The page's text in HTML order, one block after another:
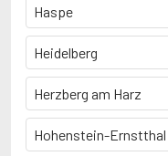
Haspe
Heidelberg
Herzberg am Harz
Hohenstein-Ernstthal